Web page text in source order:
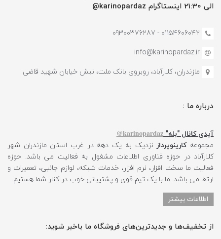
الی 21:30 اینستاگرام karinopardaz@
01154606042 - 09300376287
info@karinopardaz.ir
مازندران، کلارآباد، روبروی بانک ملت، نبش خیابان شهید قاضی
درباره ما :
آیدی کانال "بله" karinopardaz@
مجموعهکارینوپرداز نزدیک به یک دهه در غرب استان مازندران شهر
کلارآباد در حوزه فناوری اطلاعات مشغول به فعالیت می باشد. حوزه
فعالیت ما سخت افزار، نرم افزار، خدمات شبکه، لوازم جانبی، تعمیرات و
ارتقا می باشد. ما با یک تیم قوی و پشتیبانی خوب در کنار شما هستیم.
اطلاعات بیشتر
از تخفیف‌ها و جدیدترین‌های فروشگاه ما باخبر شوید: